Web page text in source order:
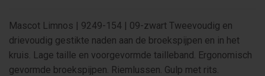
Mascot Limnos | 9249-154 | 09-zwart Tweevoudig en
drievoudig gestikte naden aan de broekspijpen en in het
kruis. Lage taille en voorgevormde tailleband. Ergonomisch
gevormde broekspijpen. Riemlussen. Gulp met rits.